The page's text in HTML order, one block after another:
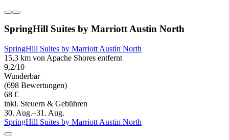
SpringHill Suites by Marriott Austin North
SpringHill Suites by Marriott Austin North
15,3 km von Apache Shores entfernt
9,2/10
Wunderbar
(698 Bewertungen)
68 €
inkl. Steuern & Gebühren
30. Aug.–31. Aug.
SpringHill Suites by Marriott Austin North